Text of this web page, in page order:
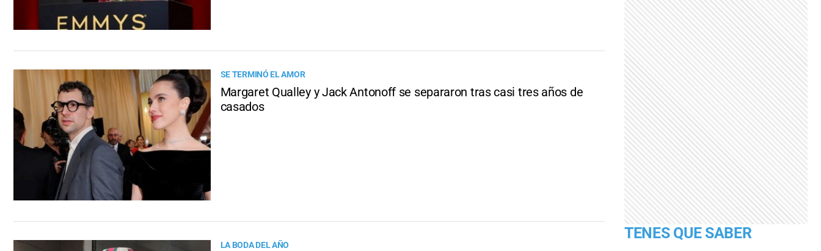
SE TERMINÓ EL AMOR
Margaret Qualley y Jack Antonoff se separaron tras casi tres años de
casados
LA BODA DEL AÑO
TENES QUE SABER